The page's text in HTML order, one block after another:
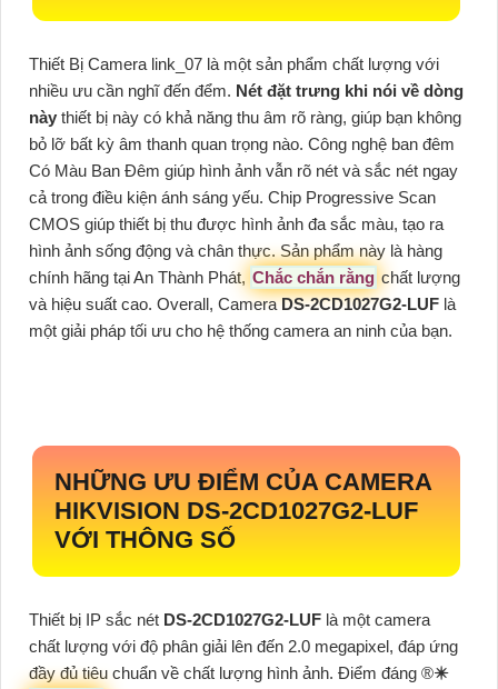
Thiết Bị Camera link_07 là một sản phẩm chất lượng với
nhiều ưu cần nghĩ đến đểm. Nét đặt trưng khi nói về dòng
này thiết bị này có khả năng thu âm rõ ràng, giúp bạn không
bỏ lỡ bất kỳ âm thanh quan trọng nào. Công nghệ ban đêm
Có Màu Ban Đêm giúp hình ảnh vẫn rõ nét và sắc nét ngay
cả trong điều kiện ánh sáng yếu. Chip Progressive Scan
CMOS giúp thiết bị thu được hình ảnh đa sắc màu, tạo ra
hình ảnh sống động và chân thực. Sản phẩm này là hàng
chính hãng tại An Thành Phát, Chắc chắn rằng chất lượng
và hiệu suất cao. Overall, CameraDS-2CD1027G2-LUF là
một giải pháp tối ưu cho hệ thống camera an ninh của bạn.
NHỮNG ƯU ĐIỂM CỦA CAMERA
HIKVISION DS-2CD1027G2-LUF
VỚI THÔNG SỐ
Thiết bị IP sắc nét DS-2CD1027G2-LUF là một camera
chất lượng với độ phân giải lên đến 2.0 megapixel, đáp ứng
đầy đủ tiêu chuẩn về chất lượng hình ảnh. Điểm đáng ®️✴️